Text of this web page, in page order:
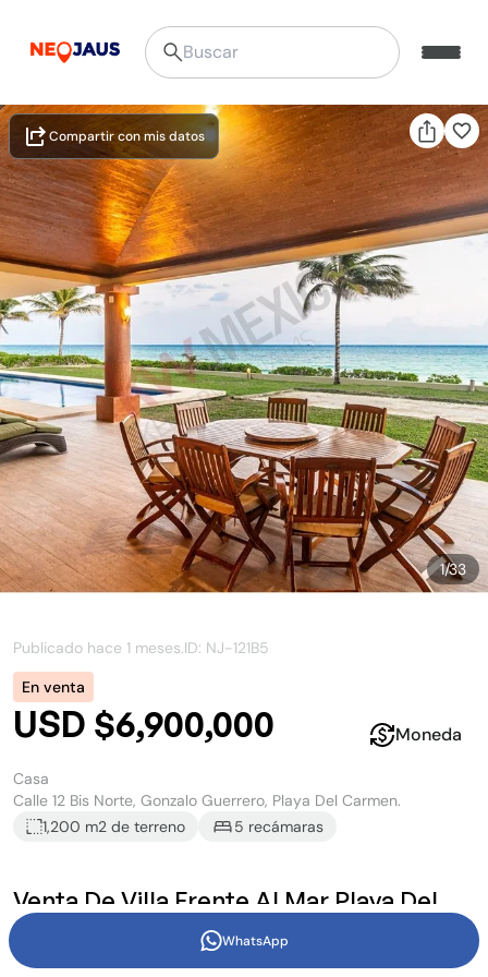
1/33
Compartir con mis datos
Publicado hace 1 meses.ID: NJ-121B5
En venta
USD $6,900,000 Moneda
Casa
Calle 12 Bis Norte, Gonzalo Guerrero, Playa Del Carmen.
1,200 m2 de terreno 5 recámaras
Venta De Villa Frente Al Mar Playa Del
Carmen
WhatsApp